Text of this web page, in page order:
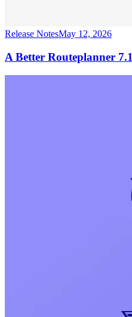
Release NotesMay 12, 2026
A Better Routeplanner 7.1